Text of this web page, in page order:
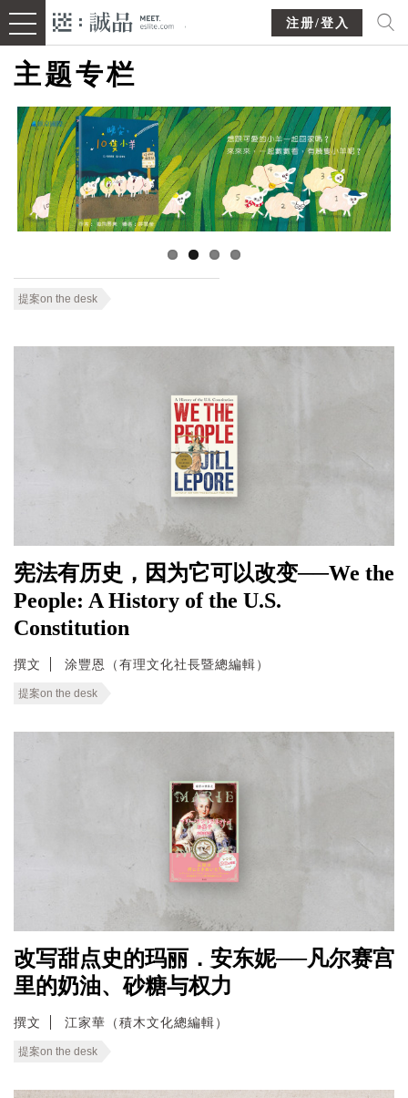
注册/登入
主题专栏
提案on the desk
宪法有历史，因为它可以改变──We the
People: A History of the U.S.
Constitution
撰文 涂豐恩（有理文化社長暨總編輯）
提案on the desk
改写甜点史的玛丽．安东妮──凡尔赛宫
里的奶油、砂糖与权力
撰文 江家華（積木文化總編輯）
提案on the desk